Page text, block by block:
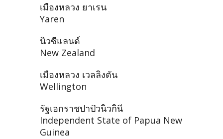
เมืองหลวง ยาเรน
Yaren
นิวซีแลนด์
New Zealand
เมืองหลวง เวลลิงตัน
Wellington
รัฐเอกราชปาปัวนิวกินี
Independent State of Papua New
Guinea